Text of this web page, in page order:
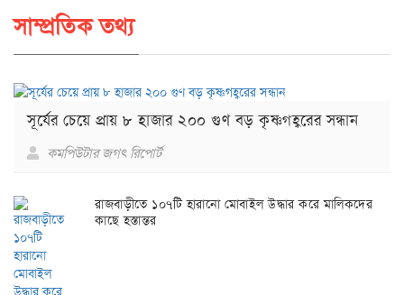
সাম্প্রতিক তথ্য
সূর্যের চেয়ে প্রায় ৮ হাজার ২০০ গুণ বড় কৃষ্ণগহ্বরের সন্ধান
কমপিউটার জগৎ রিপোর্ট
রাজবাড়ীতে ১০৭টি হারানো মোবাইল উদ্ধার করে মালিকদের
কাছে হস্তান্তর